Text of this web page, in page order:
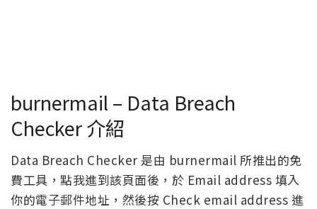
burnermail – Data Breach
Checker 介紹
Data Breach Checker 是由 burnermail 所推出的免
費工具，點我進到該頁面後，於 Email address 填入
你的電子郵件地址，然後按 Check email address 進